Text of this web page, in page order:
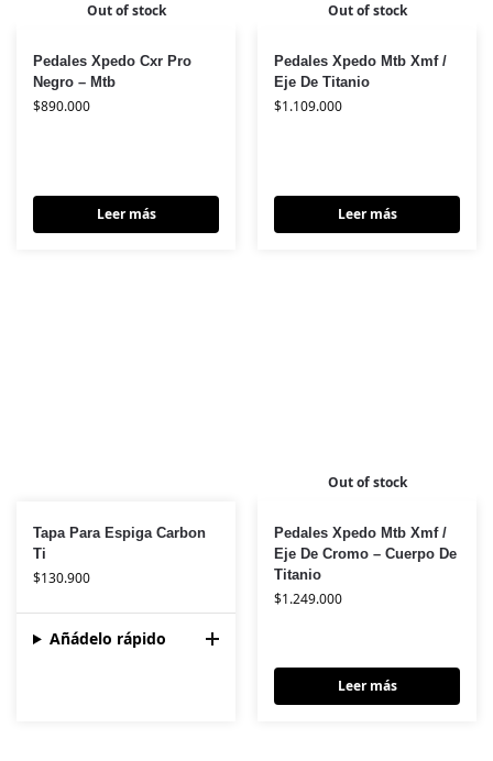
Out of stock
Pedales Xpedo Cxr Pro
Negro – Mtb
$890.000
Leer más
Out of stock
Pedales Xpedo Mtb Xmf /
Eje De Titanio
$1.109.000
Leer más
Tapa Para Espiga Carbon
Ti
$130.900
Añádelo rápido
Out of stock
Pedales Xpedo Mtb Xmf /
Eje De Cromo – Cuerpo De
Titanio
$1.249.000
Leer más